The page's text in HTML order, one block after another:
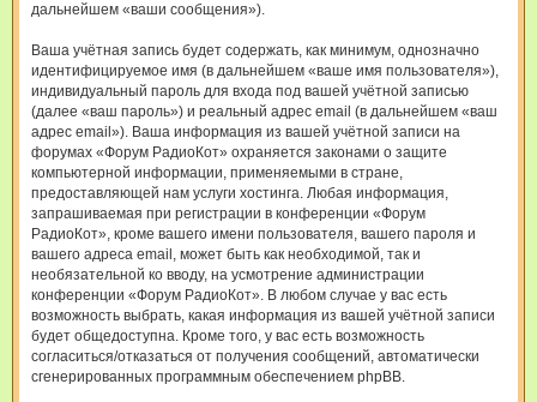
дальнейшем «ваши сообщения»).
Ваша учётная запись будет содержать, как минимум, однозначно
идентифицируемое имя (в дальнейшем «ваше имя пользователя»),
индивидуальный пароль для входа под вашей учётной записью
(далее «ваш пароль») и реальный адрес email (в дальнейшем «ваш
адрес email»). Ваша информация из вашей учётной записи на
форумах «Форум РадиоКот» охраняется законами о защите
компьютерной информации, применяемыми в стране,
предоставляющей нам услуги хостинга. Любая информация,
запрашиваемая при регистрации в конференции «Форум
РадиоКот», кроме вашего имени пользователя, вашего пароля и
вашего адреса email, может быть как необходимой, так и
необязательной ко вводу, на усмотрение администрации
конференции «Форум РадиоКот». В любом случае у вас есть
возможность выбрать, какая информация из вашей учётной записи
будет общедоступна. Кроме того, у вас есть возможность
согласиться/отказаться от получения сообщений, автоматически
сгенерированных программным обеспечением phpBB.